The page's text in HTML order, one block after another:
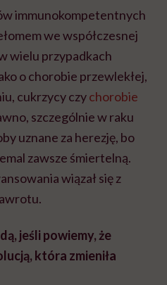
immunokompetentnych
we współczesnej
wielu przypadkach
o chorobie przewlekłej,
cukrzycy czychorobie
szczególnie w raku
uznane za herezję, bo
zawsze śmiertelną.
wiązał się z
jeśli powiemy, że
która zmieniła